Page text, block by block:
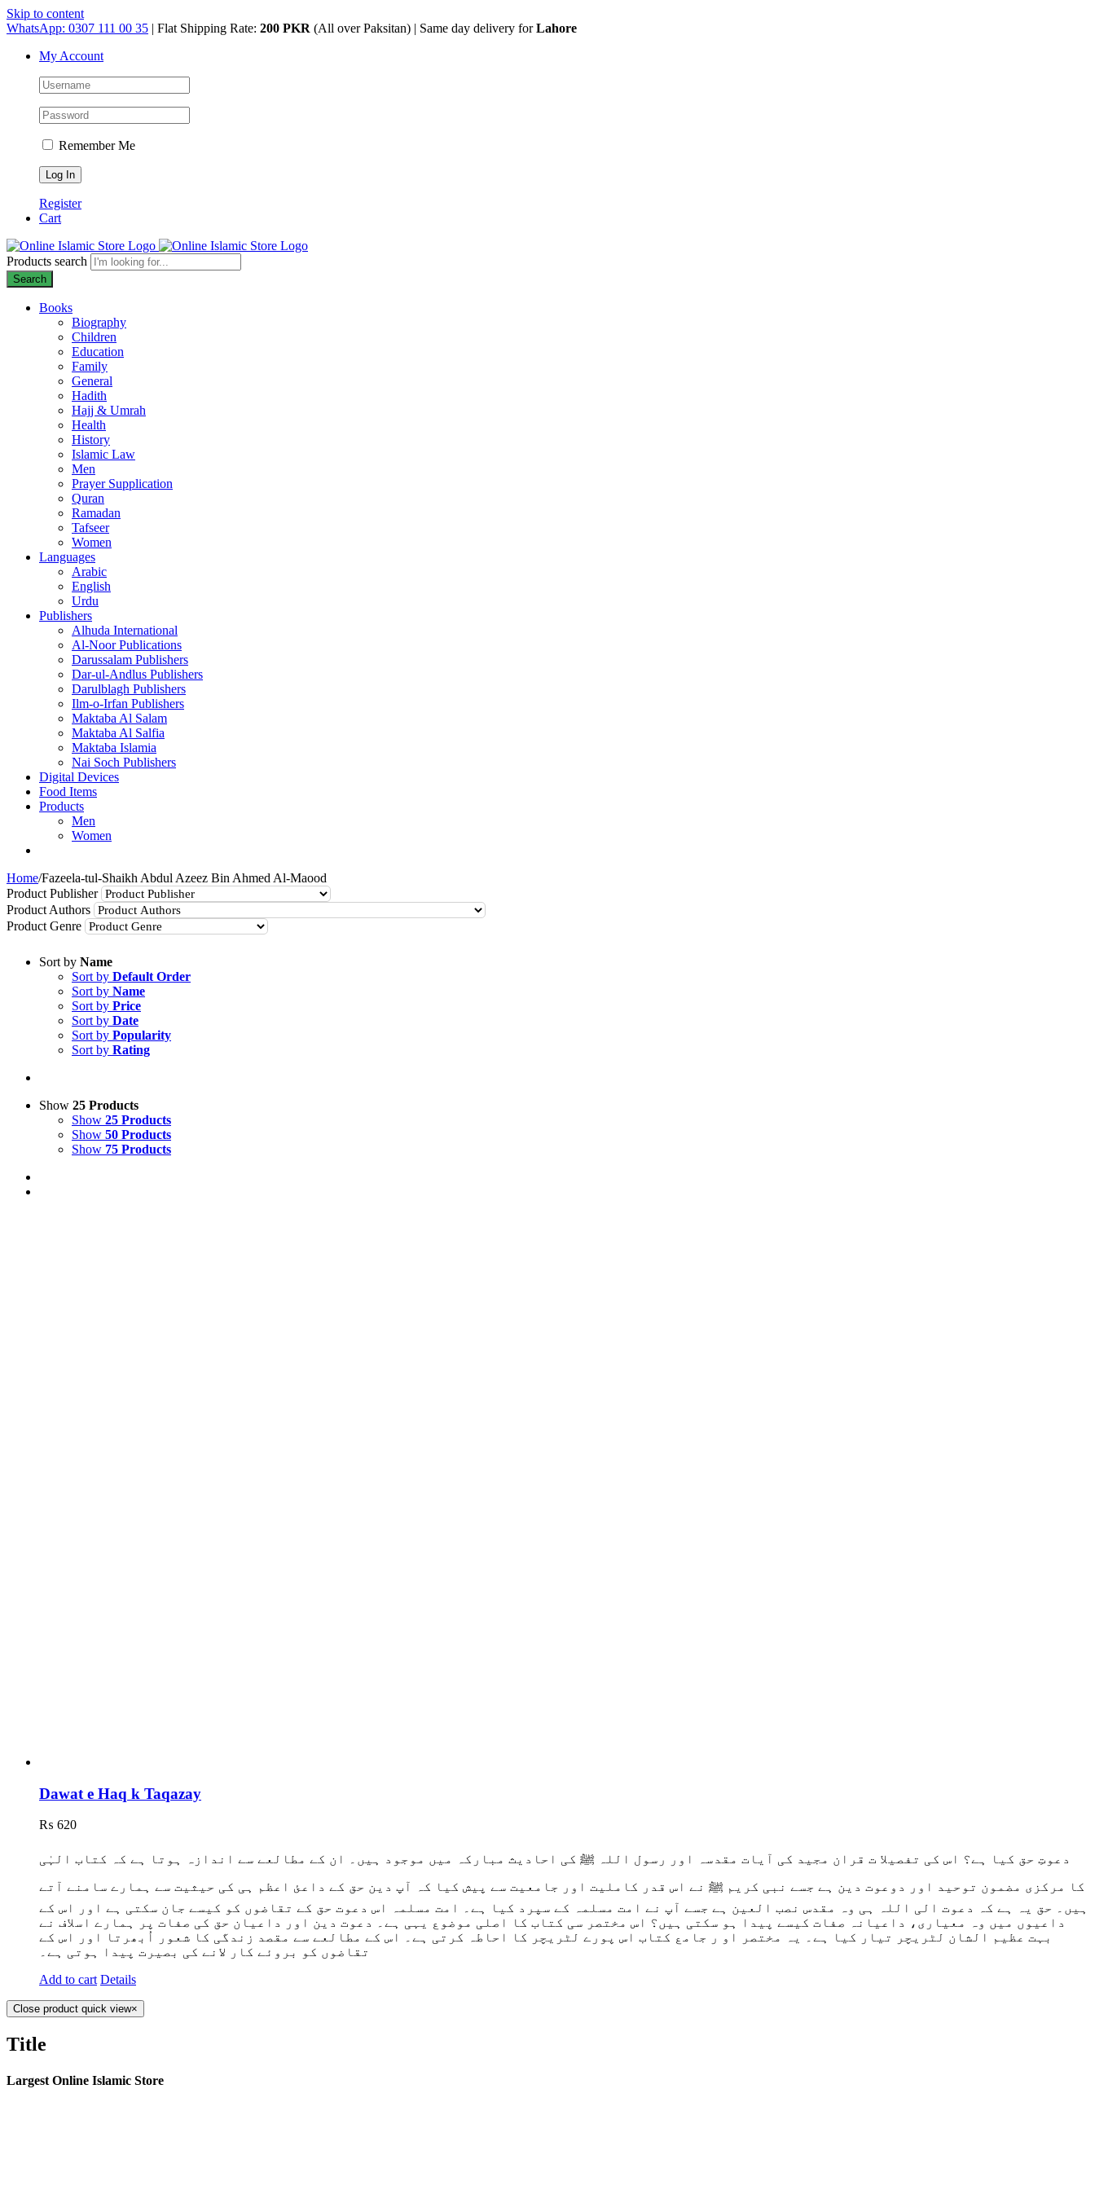
Skip to content
WhatsApp: 0307 111 00 35 | Flat Shipping Rate: 200 PKR (All over Paksitan) | Same day delivery forLahore
My Account
Remember Me
Register
Cart
Products search
Search
Books
Biography
Children
Education
Family
General
Hadith
Hajj & Umrah
Health
History
Islamic Law
Men
Prayer Supplication
Quran
Ramadan
Tafseer
Women
Languages
Arabic
English
Urdu
Publishers
Alhuda International
Al-Noor Publications
Darussalam Publishers
Dar-ul-Andlus Publishers
Darulblagh Publishers
Ilm-o-Irfan Publishers
Maktaba Al Salam
Maktaba Al Salfia
Maktaba Islamia
Nai Soch Publishers
Digital Devices
Food Items
Products
Men
Women
Home/Fazeela-tul-Shaikh Abdul Azeez Bin Ahmed Al-Maood
Product Publisher
Product Authors
Product Genre
Sort by Name
Sort by Default Order
Sort by Name
Sort by Price
Sort by Date
Sort by Popularity
Sort by Rating
Show 25 Products
Show 25 Products
Show 50 Products
Show 75 Products
Dawat e Haq k Taqazay
₨ 620
دعوتِ حق کیا ہے؟ اس کی تفصیلا ت قران مجید کی آیات مقدسہ اور رسول اللہ ﷺ کی احادیث مبارکہ میں موجود ہیں۔ ان کے مطالعے سے اندازہ ہوتا ہے کہ کتاب الہٰی
کا مرکزی مضمون توحید اور دوعوت دین ہے جسے نبی کریم ﷺ نے اس قدر کاملیت اور جامعیت سے پیش کیا کہ آپ دین حق کے داعئ اعظم ہی کی حیثیت سے ہمارے سامنے آتے
ہیں۔ حق یہ ہے کہ دعوت الی اللہ ہی وہ مقدس نصب العین ہے جسے آپ نے امت مسلمہ کے سپرد کیا ہے۔ امت مسلمہ اس دعوت حق کے تقاضوں کو کیسے جان سکتی ہے اور اس کے
داعیوں میں وہ معیاری، داعیانہ صفات کیسے پیدا ہو سکتی ہیں؟ اس مختصر سی کتاب کا اصلی موضوع یہی ہے۔ دعوت دین اور داعیان حق کی صفات پر ہمارے اسلاف نے
بہت عظیم الشان لٹریچر تیار کیا ہے۔ یہ مختصر او ر جامع کتاب اس پورے لٹریچر کا احاطہ کرتی ہے۔ اس کے مطالعے سے مقصد زندگی کا شعور اُبھرتا اور اس کے
تقاضوں کو بروئے کار لانے کی بصیرت پیدا ہوتی ہے۔
Add to cart Details
Close product quick view×
Title
Largest Online Islamic Store